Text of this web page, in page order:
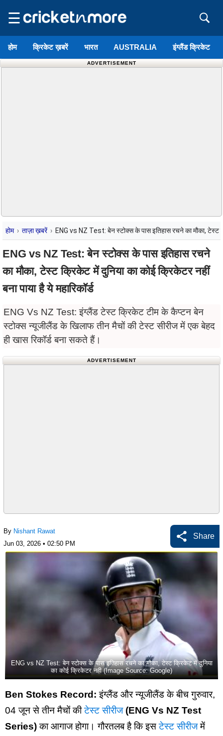
☰
होम क्रिकेट ख़बरें भारत AUSTRALIA इंग्लैंड क्रिकेट
ADVERTISEMENT
होम ताज़ा ख़बरें ENG vs NZ Test: बेन स्टोक्स के पास इतिहास रचने का मौका, टेस्ट
ENG vs NZ Test: बेन स्टोक्स के पास इतिहास रचने
का मौका, टेस्ट क्रिकेट में दुनिया का कोई क्रिकेटर नहीं
बना पाया है ये महारिकॉर्ड
ENG Vs NZ Test: इंग्लैंड टेस्ट क्रिकेट टीम के कैप्टन बेन
स्टोक्स न्यूजीलैंड के खिलाफ तीन मैचों की टेस्ट सीरीज में एक बेहद
ही खास रिकॉर्ड बना सकते हैं।
ADVERTISEMENT
By Nishant Rawat
Jun 03, 2026 • 02:50 PM
Share
ENG vs NZ Test: बेन स्टोक्स के पास इतिहास रचने का मौका, टेस्ट क्रिकेट में दुनिया
का कोई क्रिकेटर नही (Image Source: Google)
Ben Stokes Record:इंग्लैंड और न्यूजीलैंड के बीच गुरुवार,
04 जून से तीन मैचों कीटेस्ट सीरीज (ENG Vs NZ Test
Series)का आगाज होगा। गौरतलब है कि इसटेस्ट सीरीजमें